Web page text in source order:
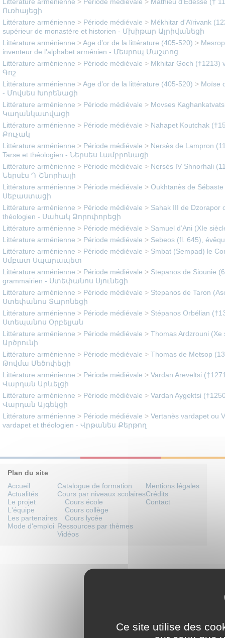
Ուռհայեցի
Littérature arménienne > Période médiévale > Mékhitar d'Aïrivank
supérieur de monastère et historien - Մխիթար Այրիվանեցի
Littérature arménienne >Age d’or de la littérature (405-520) >
inventeur de l'alphabet arménien - Մեսրոպ Մաշտոց
Littérature arménienne > Période médiévale > Mkhitar Goch
Գոշ
Littérature arménienne >Age d’or de la littérature (405-520) > Moïse
- Մովսես Խորենացի
Littérature arménienne > Période médiévale > Movses
Կաղանկատվացի
Littérature arménienne > Période médiévale > Nahapet Koutchak
Քուչակ
Littérature arménienne > Période médiévale > Nersès de Lampron
Tarse et théologien - Ներսես Լամբրոնացի
Littérature arménienne > Période médiévale > Nersès IV Shnorhali
Ներսէս Դ Շնորհալի
Littérature arménienne > Période médiévale > Oukhtanès de
Սեբաստացի
Littérature arménienne > Période médiévale > Sahak III de Dzorapor
théologien - Սահակ Ձորոփորեցի
Littérature arménienne > Période médiévale > Samuel d’Ani (XIe
Littérature arménienne > Période médiévale > Sebeos (fl. 645),
Littérature arménienne > Période médiévale > Smbat (Sempad) le
Սմբատ Սպարապետ
Littérature arménienne > Période médiévale > Stepanos de Siounie
grammairien - Ստեփանոս Սյունեցի
Littérature arménienne > Période médiévale > Stepanos de Taron
Ստեփանոս Տարոնեցի
Littérature arménienne > Période médiévale > Stépanos Orbélian
Ստեպանոս Օրբելյան
Littérature arménienne > Période médiévale > Thomas Ardzrouni
Արծրունի
Littérature arménienne > Période médiévale > Thomas de Metsop
Թովմա Մեծոփեցի
Littérature arménienne > Période médiévale > Vardan Areveltsi
Վարդան Արևելցի
Littérature arménienne > Période médiévale > Vardan Aygektsi
Վարդան Այգեկցի
Littérature arménienne > Période médiévale > Vertanès vardapet ou
vardapet et théologien - Վրթանես Քերթող
Plan du site
Accueil
Actualités
Le projet
L'équipe
Les partenaires
Mode d'emploi
Catalogue de formation
Cours par niveaux scolaires
Cours école
Cours collège
Cours lycée
Ressources par thèmes
Vidéos
Mentions légales
Crédits
Contact
Ce site utilise des